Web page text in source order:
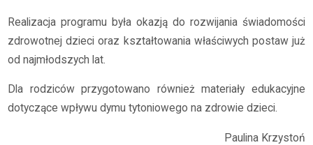
Realizacja programu była okazją do rozwijania świadomości
zdrowotnej dzieci oraz kształtowania właściwych postaw już
od najmłodszych lat.
Dla rodziców przygotowano również materiały edukacyjne
dotyczące wpływu dymu tytoniowego na zdrowie dzieci.
Paulina Krzystoń